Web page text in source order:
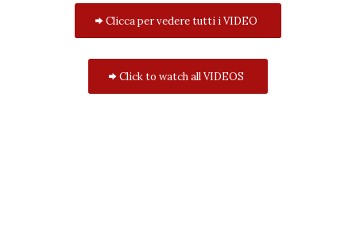
Clicca per vedere tutti i VIDEO
Click to watch all VIDEOS